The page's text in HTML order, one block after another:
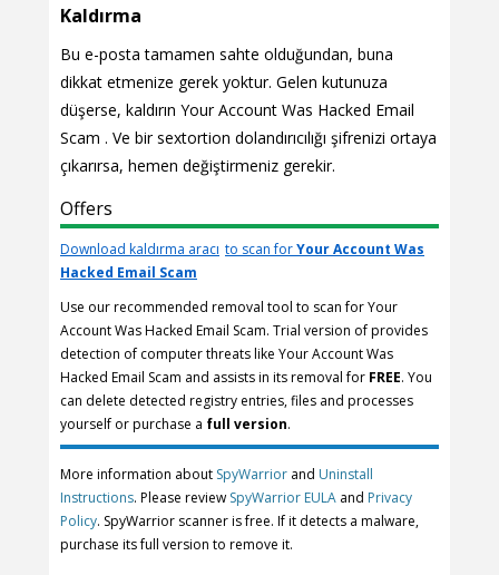
Kaldırma
Bu e-posta tamamen sahte olduğundan, buna
dikkat etmenize gerek yoktur. Gelen kutunuza
düşerse, kaldırın Your Account Was Hacked Email
Scam . Ve bir sextortion dolandırıcılığı şifrenizi ortaya
çıkarırsa, hemen değiştirmeniz gerekir.
Offers
Download kaldırma aracı to scan forYour Account Was
Hacked Email Scam
Use our recommended removal tool to scan for Your
Account Was Hacked Email Scam. Trial version of provides
detection of computer threats like Your Account Was
Hacked Email Scam and assists in its removal for FREE. You
can delete detected registry entries, files and processes
yourself or purchase a full version.
More information about SpyWarrior and Uninstall
Instructions. Please review SpyWarrior EULA and Privacy
Policy. SpyWarrior scanner is free. If it detects a malware,
purchase its full version to remove it.